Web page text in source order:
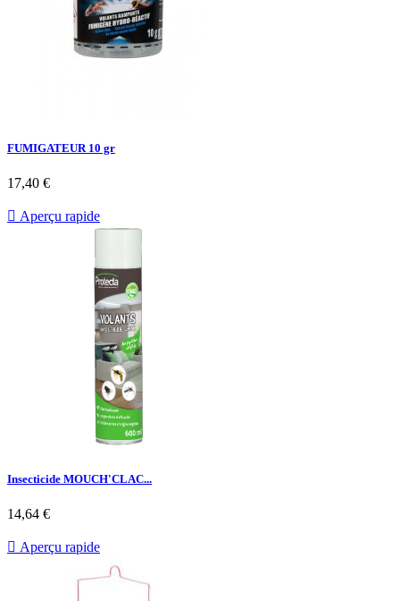
FUMIGATEUR 10 gr
Prix
17,40 €
 Aperçu rapide
Insecticide MOUCH'CLAC...
Prix
14,64 €
 Aperçu rapide